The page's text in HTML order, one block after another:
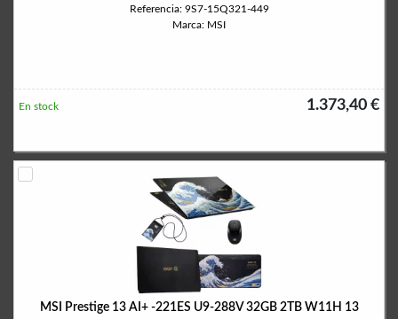
Referencia: 9S7-15Q321-449
Marca: MSI
1.373,40 €
En stock
MSI Prestige 13 AI+ -221ES U9-288V 32GB 2TB W11H 13